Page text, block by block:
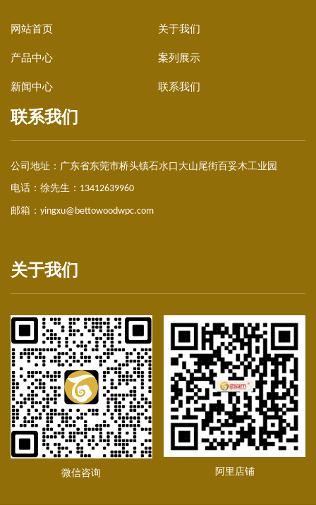
网站首页 关于我们
产品中心 案列展示
新闻中心 联系我们
联系我们
公司地址： 广东省东莞市桥头镇石水口大山尾街百妥木工业园
电话：徐先生： 13412639960
邮箱： yingxu@bettowoodwpc.com
关于我们
微信咨询 阿里店铺